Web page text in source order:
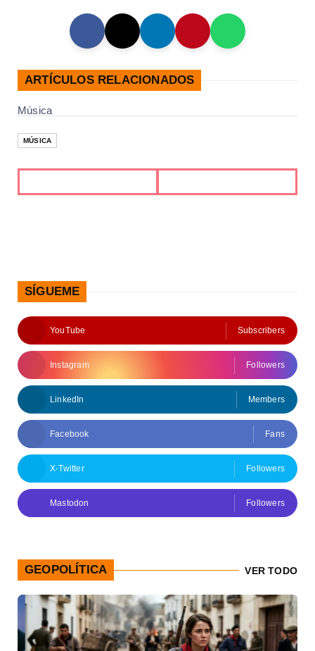
ARTÍCULOS RELACIONADOS
Música
MÚSICA
SÍGUEME
YouTube Subscribers
Instagram Followers
LinkedIn Members
Facebook Fans
X-Twitter Followers
Mastodon Followers
GEOPOLÍTICA VER TODO